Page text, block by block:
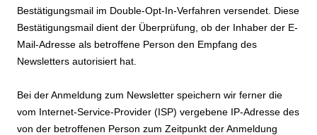
Bestätigungsmail im Double-Opt-In-Verfahren versendet. Diese
Bestätigungsmail dient der Überprüfung, ob der Inhaber der E-
Mail-Adresse als betroffene Person den Empfang des
Newsletters autorisiert hat.
Bei der Anmeldung zum Newsletter speichern wir ferner die
vom Internet-Service-Provider (ISP) vergebene IP-Adresse des
von der betroffenen Person zum Zeitpunkt der Anmeldung